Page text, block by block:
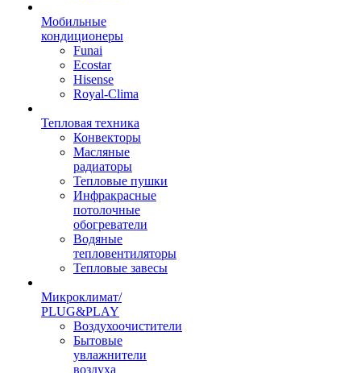
Мобильные
кондиционеры
Funai
Ecostar
Hisense
Royal-Clima
Тепловая техника
Конвекторы
Масляные
радиаторы
Тепловые пушки
Инфракрасные
потолочные
обогреватели
Водяные
тепловентиляторы
Тепловые завесы
Микроклимат/
PLUG&PLAY
Воздухоочистители
Бытовые
увлажнители
воздуха